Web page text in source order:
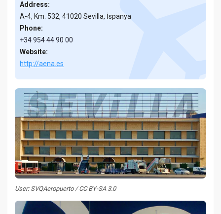
Address:
A-4, Km. 532, 41020 Sevilla, İspanya
Phone:
+34 954 44 90 00
Website:
http://aena.es
User: SVQAeropuerto / CC BY-SA 3.0